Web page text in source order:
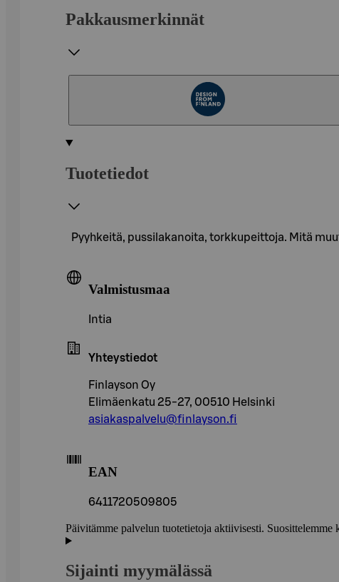
Pakkausmerkinnät
Tuotetiedot
Pyyhkeitä, pussilakanoita, torkkupeittoja. Mitä
Valmistusmaa
Intia
Yhteystiedot
Finlayson Oy
Elimäenkatu 25-27, 00510 Helsinki
asiakaspalvelu@finlayson.fi
EAN
6411720509805
Päivitämme palvelun tuotetietoja aktiivisesti.
Sijainti myymälässä